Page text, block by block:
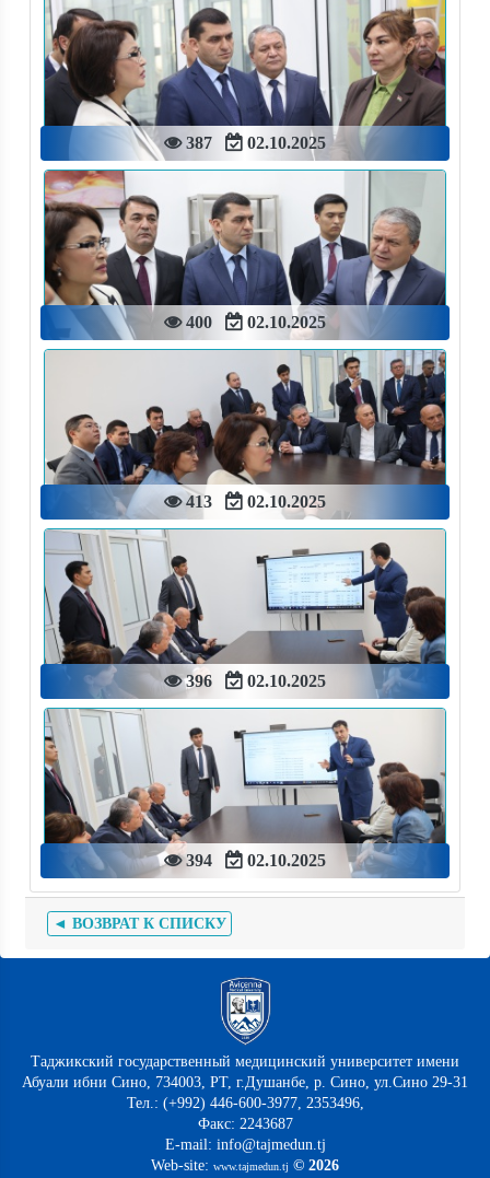
387 02.10.2025
400 02.10.2025
413 02.10.2025
396 02.10.2025
394 02.10.2025
◄ ВОЗВРАТ К СПИСКУ
Таджикский государственный медицинский университет имени
Абуали ибни Сино, 734003, РТ, г.Душанбе, р. Сино, ул.Сино 29-31
Тел.: (+992) 446-600-3977, 2353496,
Факс: 2243687
E-mail: info@tajmedun.tj
Web-site: www.tajmedun.tj © 2026